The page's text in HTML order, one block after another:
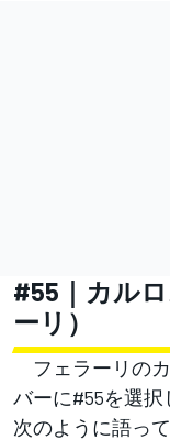
#55｜カル
ーリ）
フェラーリの
バーに#55を選
次のように語って